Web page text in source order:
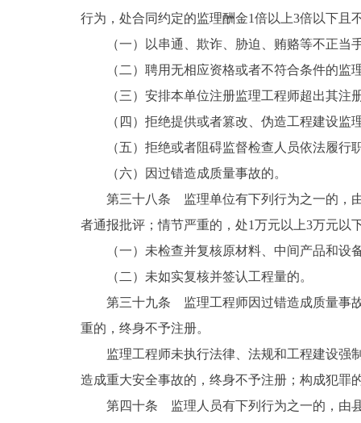
行为，处合同约定的监理酬金1倍以上3倍以下且
（一）以串通、欺诈、胁迫、贿赂等不正当
（二）聘用无相应资格或者不符合条件的监
（三）安排本单位注册监理工程师超出其
（四）拒绝提供或者篡改、伪造工程建设监
（五）拒绝或者阻碍监督检查人员依法履行
（六）因过错造成质量事故的。
第三十八条 监理单位有下列行为之一的，
者通报批评；情节严重的，处1万元以上3万元以
（一）未检查并复核原材料、中间产品和设
（二）未如实复核并签认工程量的。
第三十九条 监理工程师因过错造成质量事
重的，终身不予注册。
监理工程师未执行法律、法规和工程建设强
造成重大安全事故的，终身不予注册；构成犯罪
第四十条 监理人员有下列行为之一的，由